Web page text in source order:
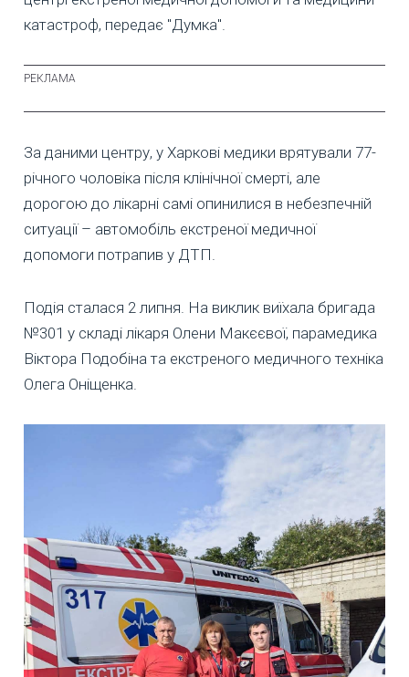
катастроф, передає "Думка".
За даними центру, у Харкові медики врятували 77-
річного чоловіка після клінічної смерті, але
дорогою до лікарні самі опинилися в небезпечній
ситуації – автомобіль екстреної медичної
допомоги потрапив у ДТП.
Подія сталася 2 липня. На виклик виїхала бригада
№301 у складі лікаря Олени Макєєвої, парамедика
Віктора Подобіна та екстреного медичного техніка
Олега Оніщенка.